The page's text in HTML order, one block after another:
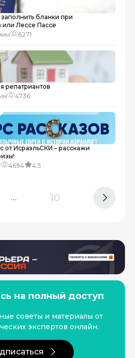
6271
бланки при
Лессе Пассе
4736
репатриантов
4694 4.5
от ИсраэльСКИ – расскажи
… 10
на полный доступ
советы и материалы от
экспертов онлайн.